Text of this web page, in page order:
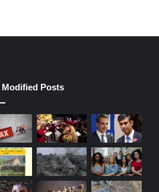
Modified Posts